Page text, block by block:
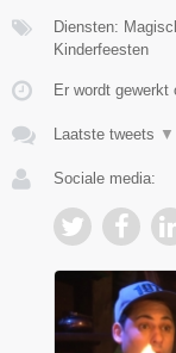
Diensten:
Kinderfeesten
Er wordt gewerkt
Laatste tweets ▼
Sociale media: